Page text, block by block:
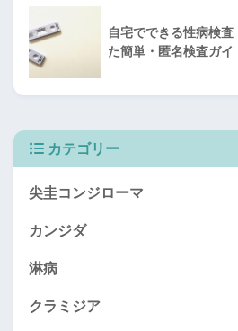
自宅でできる性病検
た簡単・匿名検査ガイ
カテゴリー
尖圭コンジローマ
カンジダ
淋病
クラミジア